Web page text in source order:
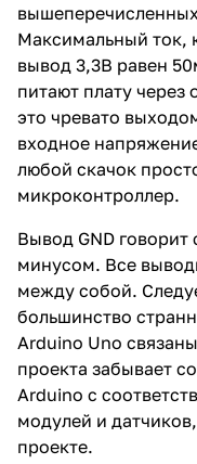
Максимальный ток,
вывод 3,3В равен
питают плату через
это чревато
входное
любой скачок
микроконтроллер.
Вывод GND
минусом. Все
между собой.
большинство
Arduino Uno
проекта забывает
Arduino с
модулей и
проекте.